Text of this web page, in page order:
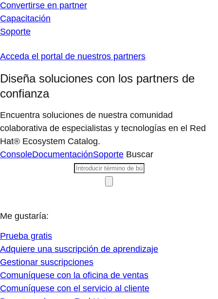
Convertirse en partner
Capacitación
Soporte
Acceda el portal de nuestros partners
Diseña soluciones con los partners de
confianza
Encuentra soluciones de nuestra comunidad
colaborativa de especialistas y tecnologías en el Red
Hat® Ecosystem Catalog.
ConsoleDocumentaciónSoporte Buscar
Me gustaría:
Prueba gratis
Adquiere una suscripción de aprendizaje
Gestionar suscripciones
Comuníquese con la oficina de ventas
Comuníquese con el servicio al cliente